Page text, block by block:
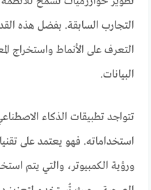
التجارب السابقة. بفضل هذه
التعرف على الأنماط واستخراج
البيانات.
تتواجد تطبيقات الذكاء
استخداماته. فهو يعتمد على
ورؤية الكمبيوتر، والتي يتم